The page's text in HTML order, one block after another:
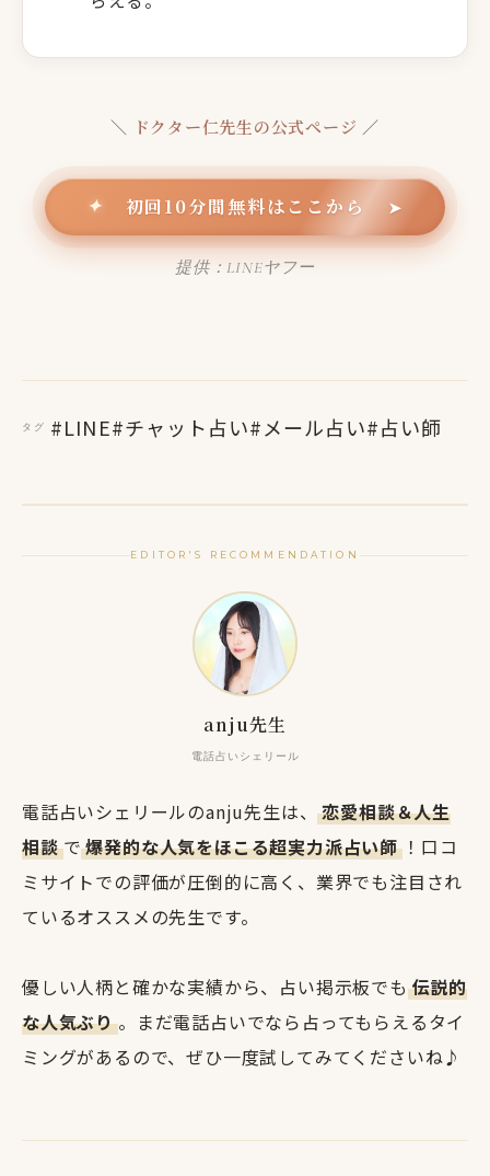
＼ ドクター仁先生の公式ページ ／
✦ 初回10分間無料はここから ➤
提供：LINEヤフー
タグ #LINE#チャット占い#メール占い#占い師
EDITOR'S RECOMMENDATION
anju先生
電話占いシェリール
電話占いシェリールのanju先生は、恋愛相談＆人生
相談で爆発的な人気をほこる超実力派占い師 ！口コ
ミサイトでの評価が圧倒的に高く、業界でも注目され
ているオススメの先生です。
優しい人柄と確かな実績から、占い掲示板でも 伝説的
な人気ぶり 。まだ電話占いでなら占ってもらえるタイ
ミングがあるので、ぜひ一度試してみてくださいね♪